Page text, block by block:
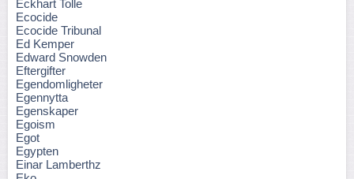
Eckhart Tolle
Ecocide
Ecocide Tribunal
Ed Kemper
Edward Snowden
Eftergifter
Egendomligheter
Egennytta
Egenskaper
Egoism
Egot
Egypten
Einar Lamberthz